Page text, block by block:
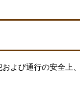
よび通行の安全上